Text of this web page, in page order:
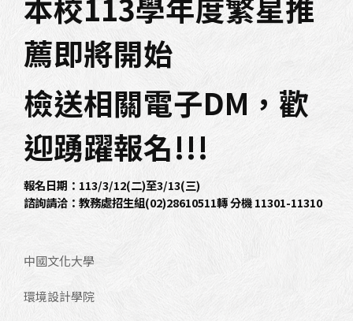
薦即將開始
檢送相關電子DM ，歡
迎踴躍報名!!!
報名日期：113/3/12(二)至3/13(三)
諮詢請洽：教務處招生組(02)28610511轉 分機 11301-11310
中國文化大學
環境設計學院